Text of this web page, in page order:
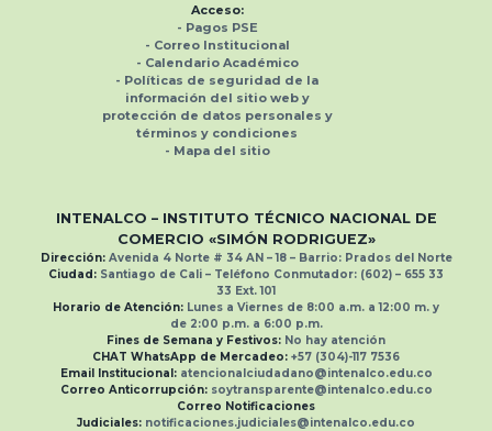
Acceso:
- Pagos PSE
- Correo Institucional
- Calendario Académico
- Políticas de seguridad de la
información del sitio web y
protección de datos personales y
términos y condiciones
- Mapa del sitio
INTENALCO – INSTITUTO TÉCNICO NACIONAL DE
COMERCIO «SIMÓN RODRIGUEZ»
Dirección:Avenida 4 Norte # 34 AN – 18 – Barrio: Prados del Norte
Ciudad: Santiago de Cali – Teléfono Conmutador: (602) – 655 33
33 Ext.101
Horario de Atención: Lunes a Viernes de 8:00 a.m. a 12:00 m. y
de 2:00 p.m. a 6:00 p.m.
Fines de Semana y Festivos: No hay atención
CHAT WhatsApp de Mercadeo: +57 (304)-117 7536
Email Institucional: atencionalciudadano@intenalco.edu.co
Correo Anticorrupción: soytransparente@intenalco.edu.co
Correo Notificaciones
Judiciales: notificaciones.judiciales@intenalco.edu.co